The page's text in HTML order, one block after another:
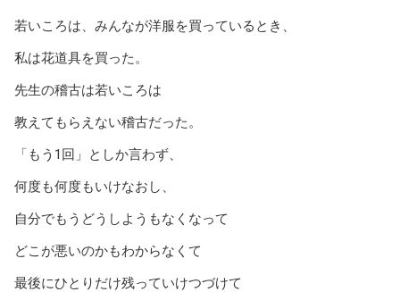
若いころは、みんなが洋服を買っているとき、
私は花道具を買った。
先生の稽古は若いころは
教えてもらえない稽古だった。
「もう1回」としか言わず、
何度も何度もいけなおし、
自分でもうどうしようもなくなって
どこが悪いのかもわからなくて
最後にひとりだけ残っていけつづけて